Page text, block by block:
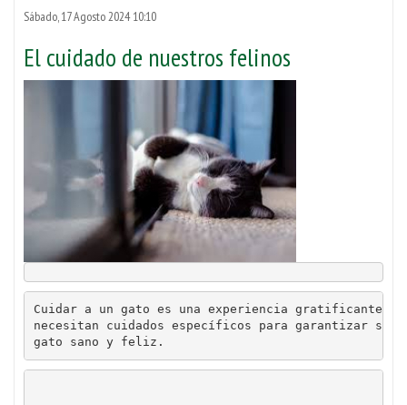
Sábado, 17 Agosto 2024 10:10
El cuidado de nuestros felinos
Cuidar a un gato es una experiencia gratificante
necesitan cuidados específicos para garantizar su
gato sano y feliz.